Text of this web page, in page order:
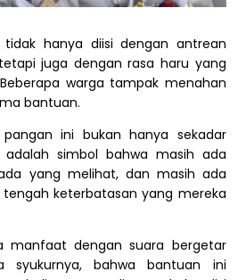
tidak hanya diisi dengan antrean
juga dengan rasa haru yang
warga tampak menahan
bantuan.
ini bukan hanya sekadar
simbol bahwa masih ada
yang melihat, dan masih ada
keterbatasan yang mereka
manfaat dengan suara bergetar
syukurnya, bahwa bantuan ini